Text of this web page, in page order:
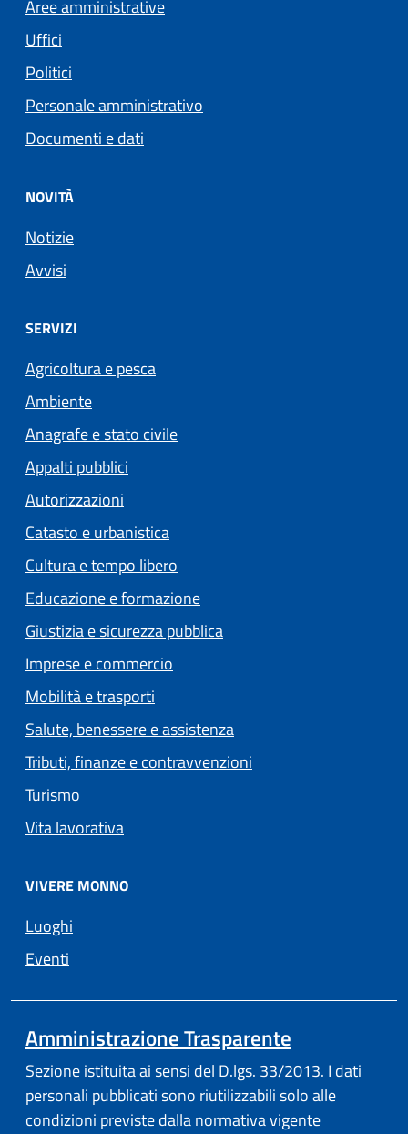
Aree amministrative
Uffici
Politici
Personale amministrativo
Documenti e dati
NOVITÀ
Notizie
Avvisi
SERVIZI
Agricoltura e pesca
Ambiente
Anagrafe e stato civile
Appalti pubblici
Autorizzazioni
Catasto e urbanistica
Cultura e tempo libero
Educazione e formazione
Giustizia e sicurezza pubblica
Imprese e commercio
Mobilità e trasporti
Salute, benessere e assistenza
Tributi, finanze e contravvenzioni
Turismo
Vita lavorativa
VIVERE MONNO
Luoghi
Eventi
Amministrazione Trasparente
Sezione istituita ai sensi del D.lgs. 33/2013. I dati
personali pubblicati sono riutilizzabili solo alle
condizioni previste dalla normativa vigente